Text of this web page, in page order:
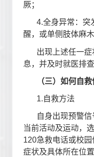
厥；
4.全身异常：突
醒，或单侧肢体麻
出现上述任一
息，并及时就医排查
（三）如何自
1.自救方法
自身出现预警信
当前活动及运动，
120急救电话或校
症状及具体所在位